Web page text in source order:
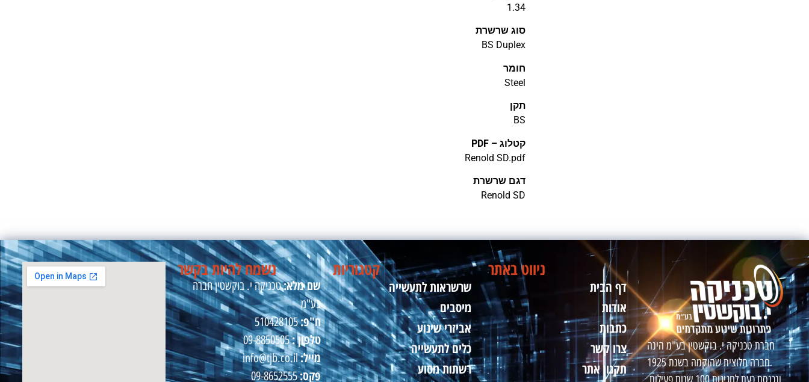
1.34
סוג שרשרת
BS Duplex
חומר
Steel
תקן
BS
קטלוג – PDF
‏‏Renold SD.pdf
דגם שרשרת
Renold SD
חברת טכניקה י. בוקשטין בע"מ הינה
חברה חלוצית שהוקמה בשנת 1925
ונכנסת כעת לחגיגות 100 שנות פעילות.
ניווט באתר
דף הבית
אודות
כתבות
צרו קשר
תקנון אתר
קטגוריות
שרשראות לתעשייה
מיסבים
אביזרי שינוע
כלים לתעשייה
רשתות מסוע
נשמח להיות בקשר
שם מלא:טכניקה י. בוקשטין חברה
בע"מ
ח"פ:510428105
טלפון :09-8850505
מייל:info@tjb.co.il
פקס:09-8652555